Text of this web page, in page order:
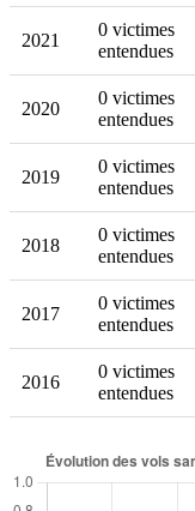
2021
0 victimes
entendues
2020
0 victimes
entendues
2019
0 victimes
entendues
2018
0 victimes
entendues
2017
0 victimes
entendues
2016
0 victimes
entendues